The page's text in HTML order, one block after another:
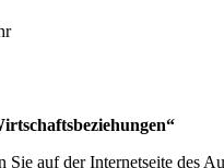
auf der Internetseite des